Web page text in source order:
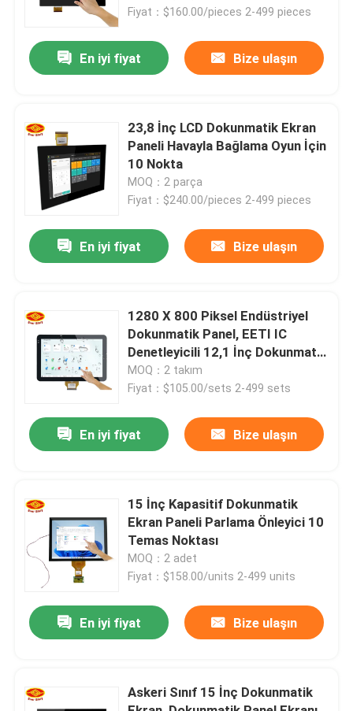
Ana sayfa
VİDEOLAR
Fabrika turu
Kalite kontrol
Bize ulaşın
Haberler
Dokunmatik Ekran Paneli
Fiyat：$160.00/pieces 2-499 pieces
En iyi fiyat Bize ulaşın
23,8 İnç LCD Dokunmatik Ekran
Paneli Havayla Bağlama Oyun İçin
10 Nokta
MOQ：2 parça
Fiyat：$240.00/pieces 2-499 pieces
En iyi fiyat Bize ulaşın
1280 X 800 Piksel Endüstriyel
Dokunmatik Panel, EETI IC
Denetleyicili 12,1 İnç Dokunmatik
Ekran
MOQ：2 takım
Fiyat：$105.00/sets 2-499 sets
En iyi fiyat Bize ulaşın
15 İnç Kapasitif Dokunmatik
Ekran Paneli Parlama Önleyici 10
Temas Noktası
MOQ：2 adet
Fiyat：$158.00/units 2-499 units
En iyi fiyat Bize ulaşın
Askeri Sınıf 15 İnç Dokunmatik